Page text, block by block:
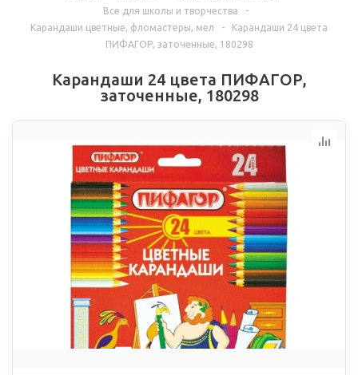
Все для школы и творчества
-
Карандаши цветные, фломастеры, мел
-
Карандаши 24 цвета
ПИФАГОР, заточенные, 180298
Карандаши 24 цвета ПИФАГОР,
заточенные, 180298